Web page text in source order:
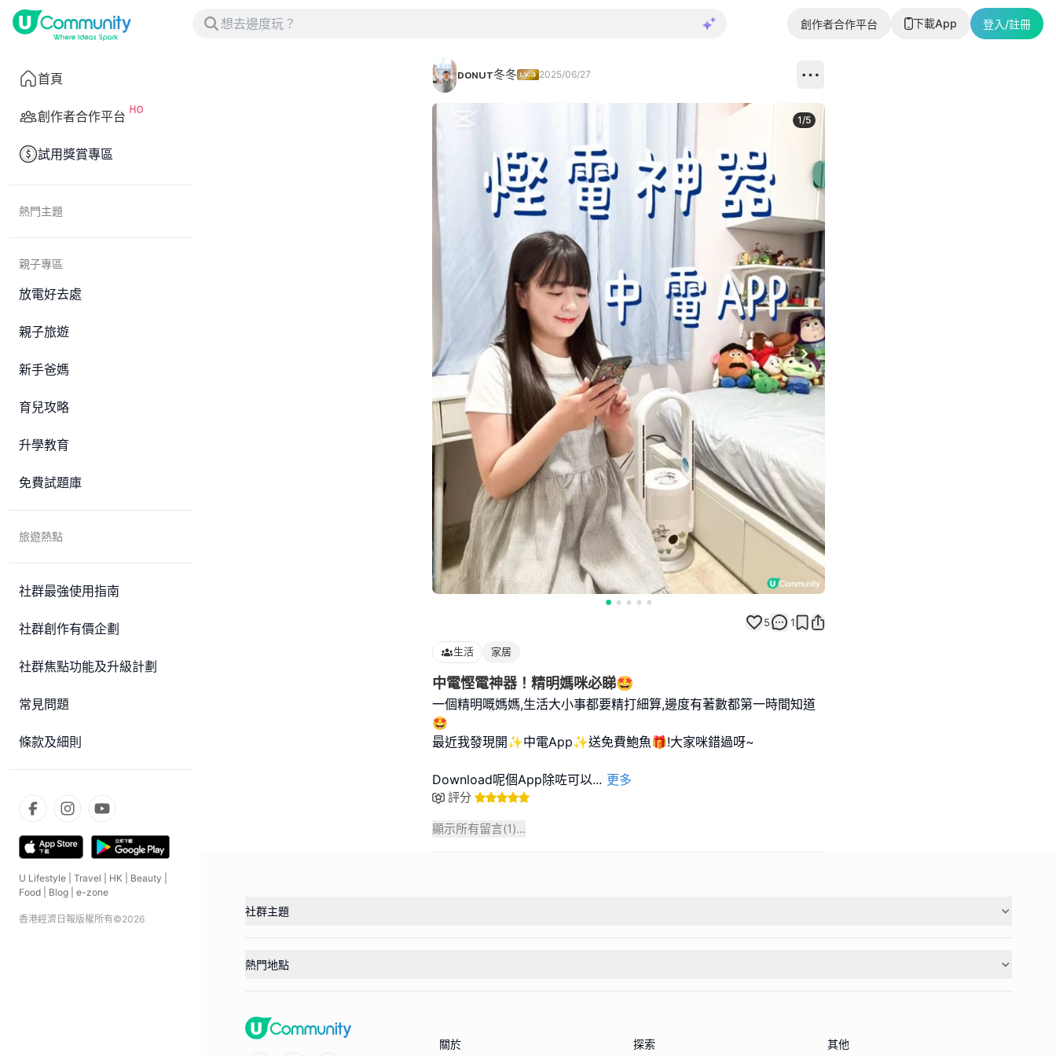
創作者合作平台 下載App 登入/註冊
首頁
創作者合作平台
試用獎賞專區
熱門主題
親子專區
放電好去處
親子旅遊
新手爸媽
育兒攻略
升學教育
免費試題庫
旅遊熱點
社群最強使用指南
社群創作有價企劃
社群焦點功能及升級計劃
常見問題
條款及細則
U Lifestyle Travel HK Beauty
Food
Blog e-zone
香港經濟日報版權所有©2026
ᴅᴏɴᴜᴛ冬冬 2025/06/27
Next slide
1/5
5 1
生活 家居
中電慳電神器！精明媽咪必睇🤩
一個精明嘅媽媽,生活大小事都要精打細算,邊度有著數都第一時間知道
🤩
最近我發現開✨中電App✨送免費鮑魚🎁!大家咪錯過呀~
Download呢個App除咗可以... 更多
評分
顯示所有留言(1)...
社群主題
熱門地點
關於 探索 其他